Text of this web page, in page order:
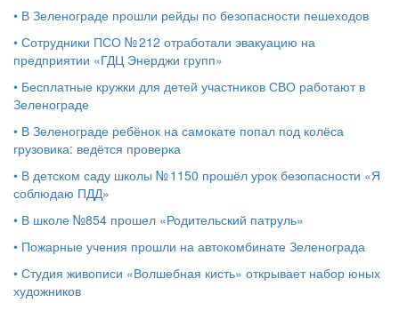
• В Зеленограде прошли рейды по безопасности пешеходов
• Сотрудники ПСО № 212 отработали эвакуацию на
предприятии «ГДЦ Энерджи групп»
• Бесплатные кружки для детей участников СВО работают в
Зеленограде
• В Зеленограде ребёнок на самокате попал под колёса
грузовика: ведётся проверка
• В детском саду школы № 1150 прошёл урок безопасности «Я
соблюдаю ПДД»
• В школе №854 прошел «Родительский патруль»
• Пожарные учения прошли на автокомбинате Зеленограда
• Студия живописи «Волшебная кисть» открывает набор юных
художников